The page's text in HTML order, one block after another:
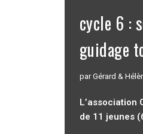
cycle 6 :
guidage
parGérard &
L’association
de 11 jeunes